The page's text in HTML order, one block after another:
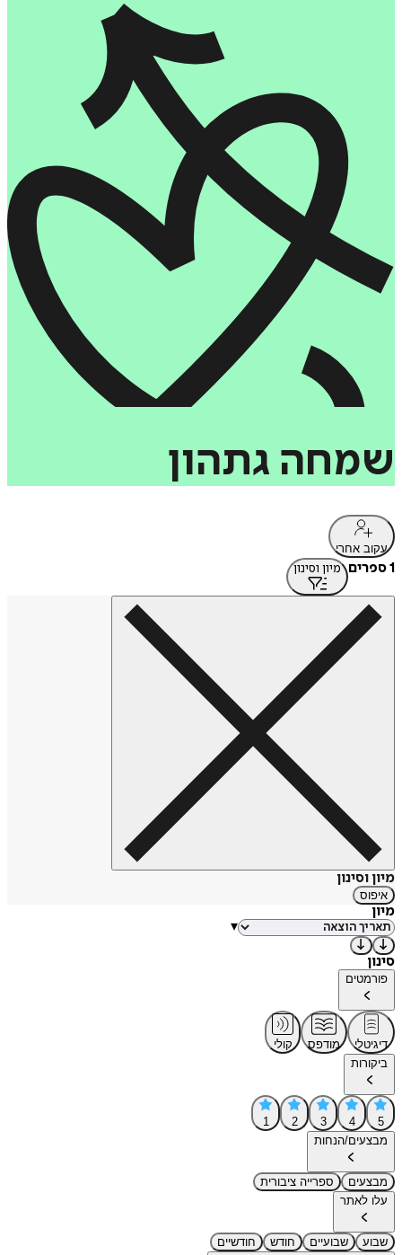
שמחה גתהון
עקוב אחרי
1 ספרים מיון וסינון
מיון וסינון
איפוס
מיון
▾
סינון
פורמטים
דיגיטלי מודפס
קולי
ביקורות
5
4
3
2
1
מבצעים/הנחות
מבצעים
ספרייה ציבורית
עלו לאתר
שבוע שבועיים חודש
חודשיים